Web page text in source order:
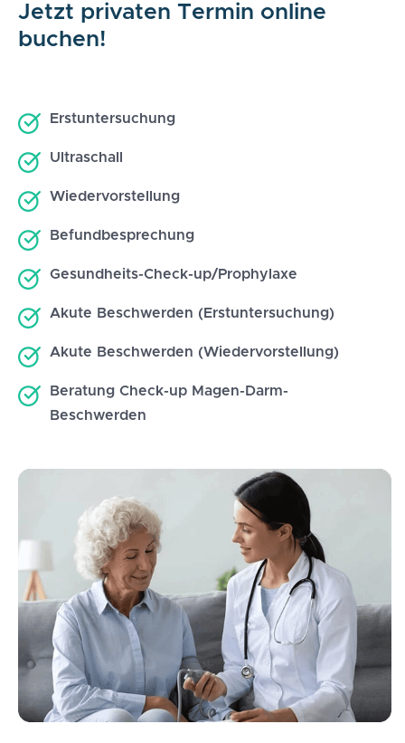
Jetzt privaten Termin online
buchen!
Erstuntersuchung
Ultraschall
Wiedervorstellung
Befundbesprechung
Gesundheits-Check-up/Prophylaxe
Akute Beschwerden (Erstuntersuchung)
Akute Beschwerden (Wiedervorstellung)
Beratung Check-up Magen-Darm-
Beschwerden